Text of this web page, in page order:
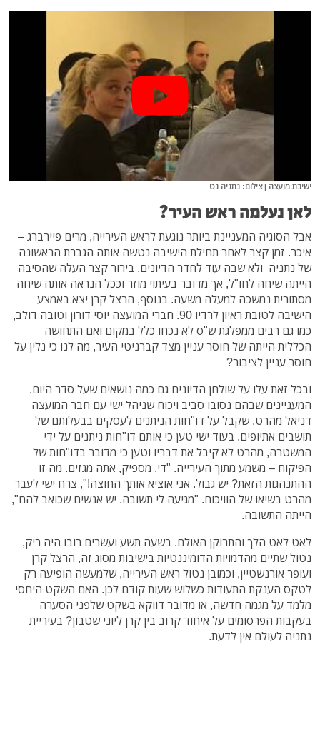
ישיבת מועצה | צילום: נתניה נט
לאן נעלמה ראש העיר?
אבל הסוגיה המעניינת ביותר נוגעת לראש העירייה, מרים פיירברג –
איכר. זמן קצר לאחר תחילת הישיבה נטשה אותה הגברת הראשונה
של נתניה ולא שבה עוד לחדר הדיונים. בירור קצר העלה שהסיבה
הייתה שיחה לחו"ל, אך מדובר בעיתוי מוזר וככל הנראה אותה שיחה
מסתורית נמשכה למעלה משעה. בנוסף, הרצל קרן יצא באמצע
הישיבה לטובת ראיון לרדיו 90. חברי המועצה יוסי דורון וטובה דולב,
כמו גם רבים ממפלגת ש"ס לא נכחו כלל במקום ואם התחושה
הכללית הייתה של חוסר עניין מצד קברניטי העיר, מה לנו כי נלין על
חוסר עניין לציבור?
ובכל זאת עלו על שולחן הדיונים גם כמה נושאים שעל סדר היום.
המעניינים שבהם נסובו סביב ויכוח שניהל ישי עם חבר המועצה
דניאל מהרט, שקבל על דו"חות הניתנים לעסקים בבעלותם של
תושבים אתיופים. בעוד ישי טען כי אותם דו"חות ניתנים על ידי
המשטרה, מהרט לא קיבל את דבריו וטען כי מדובר בדו"חות של
הפיקוח – משמע מתוך העירייה. "די, מספיק, אתה מגזים. מה זו
ההתנהגות הזאת? יש גבול. אני אוציא אותך החוצה!", צרח ישי לעבר
מהרט בשיאו של הוויכוח. "מגיעה לי תשובה. יש אנשים שכואב להם",
הייתה התשובה.
לאט לאט הלך והתרוקן האולם. בשעה תשע ועשרים רובו היה ריק,
נטול שתיים מהדמויות הדומיננטיות בישיבות מסוג זה, הרצל קרן
ועופר אורנשטיין, וכמובן נטול ראש העירייה, שלמעשה הופיעה רק
לטקס הענקת התעודות כשלוש שעות קודם לכן. האם השקט היחסי
מלמד על מגמה חדשה, או מדובר דווקא בשקט שלפני הסערה
בעקבות הפרסומים על איחוד קרוב בין קרן ליוני שטבון? בעיריית
נתניה לעולם אין לדעת.